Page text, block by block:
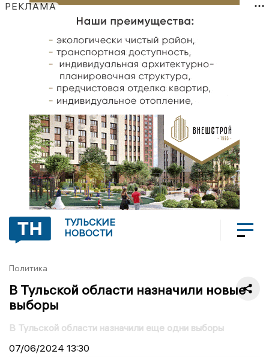
РЕКЛАМА
ТУЛЬСКИЕ
НОВОСТИ
Политика
В Тульской области назначили новые
выборы
В Тульской области назначили еще одни выборы
07/06/2024 13:30